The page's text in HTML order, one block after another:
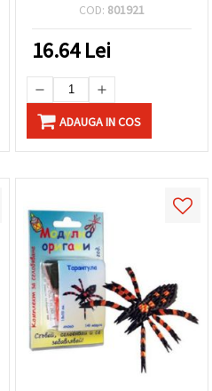
COD: 801921
16.64Lei
ADAUGA IN COS